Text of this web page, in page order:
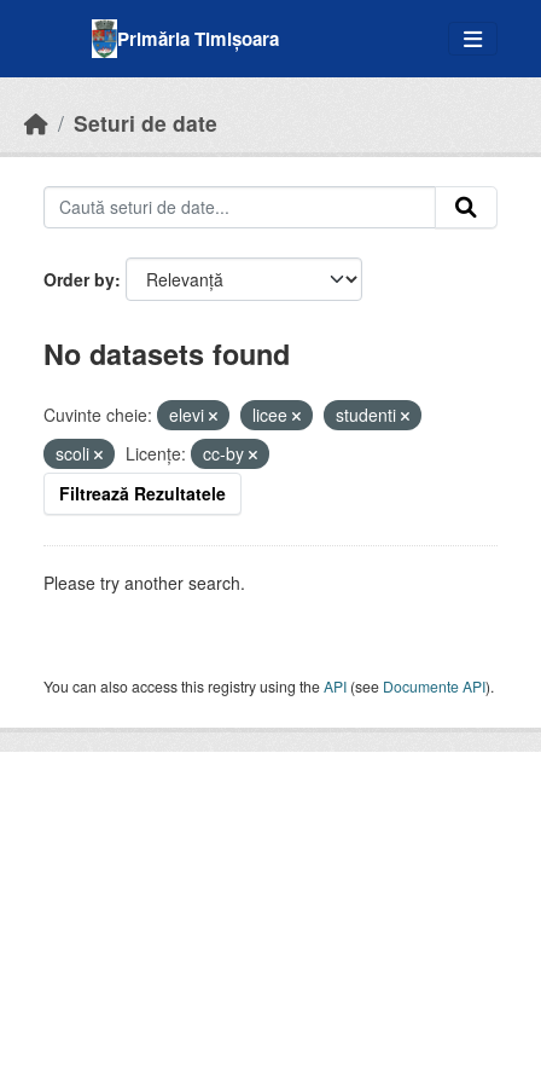
Primăria Timișoara
Seturi de date
Order by
No datasets found
Cuvinte cheie: elevi licee
studenti
scoli
Licenţe:
cc-by
Filtrează Rezultatele
Please try another search.
You can also access this registry using theAPI (see Documente API).